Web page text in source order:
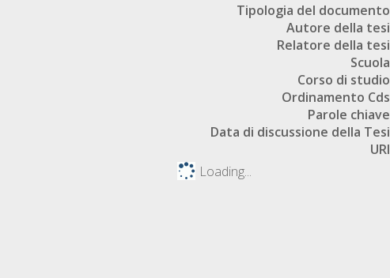
Tipologia del documento
Autore della tesi
Relatore della tesi
Scuola
Corso di studio
Ordinamento Cds
Parole chiave
Data di discussione della Tesi
URI
Loading...